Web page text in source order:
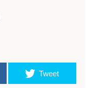
Tweet